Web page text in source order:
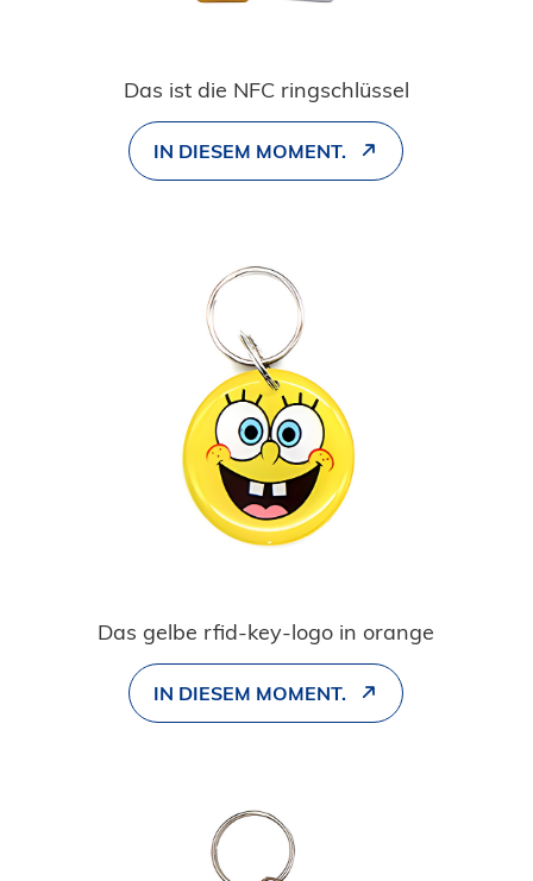
Das ist die NFC ringschlüssel
IN DIESEM MOMENT.
Das gelbe rfid-key-logo in orange
IN DIESEM MOMENT.